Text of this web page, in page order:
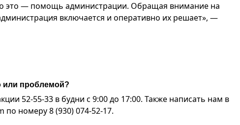
это — помощь администрации. Обращая внимание на
включается и оперативно их решает», —
или проблемой?
52-55-33 в будни с 9:00 до 17:00. Также написать нам в
номеру 8 (930) 074-52-17.